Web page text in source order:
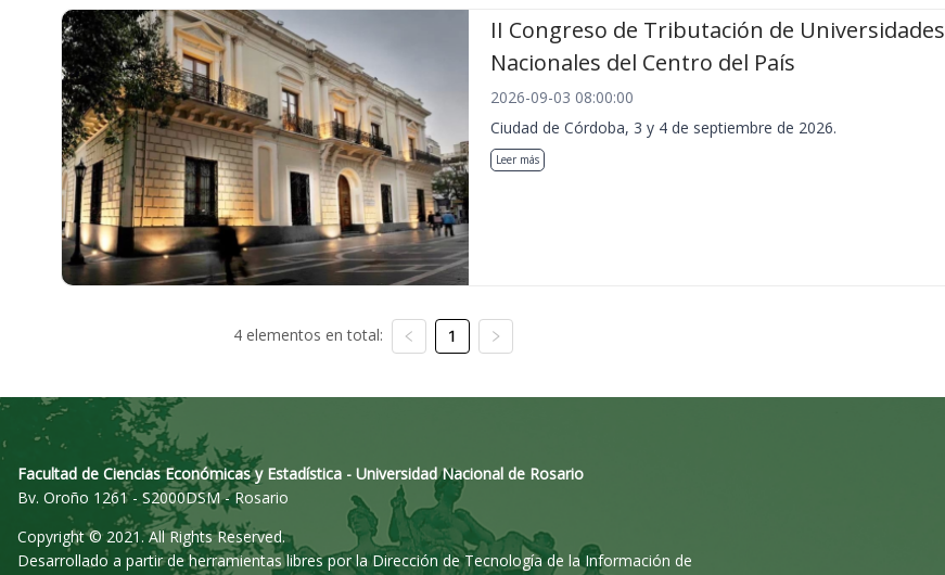
II Congreso de Tributación de Universidades
Nacionales del Centro del País
2026-09-03 08:00:00
Ciudad de Córdoba, 3 y 4 de septiembre de 2026.
Leer más
4 elementos en total: 1
Facultad de Ciencias Económicas y Estadística - Universidad Nacional de Rosario
Bv. Oroño 1261 - S2000DSM - Rosario
Copyright © 2021. All Rights Reserved.
Desarrollado a partir de herramientas libres por la Dirección de Tecnología de la Información de